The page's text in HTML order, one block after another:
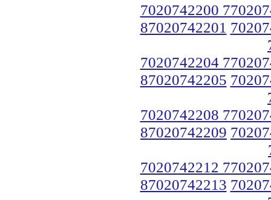
7020742200
87020742201
7020742204
87020742205
7020742208
87020742209
7020742212
87020742213